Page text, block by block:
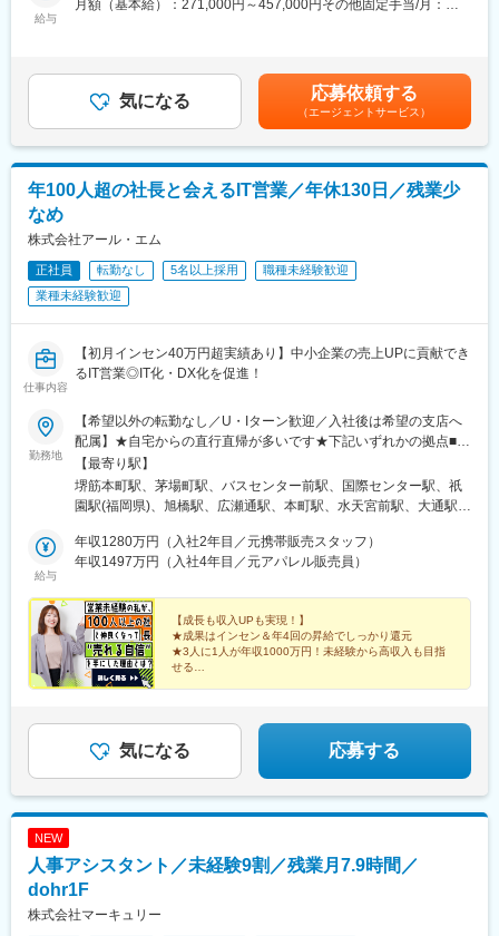
企業サイトに求められる役割が高度化し、グローバルサイト統合
■業務内容
BtoB企業が抱えるブランド認知向上や顧客接点強化、情報発信最
適化などの課題に対し、Webサイトを軸とした戦略立案から実行
・現状分析、競合分析
・サイト構想、要件定義
・プロジェクトマネジメント
・公開後の改善提案、運用支援
6名で構成されており、戦略立案から実行支援までチームで連携し
ながらプロジェクトを推進しています。
クライアントの広報責任者や経営層と直接対話し、企業サイト単
体ではなく事業戦略全体を踏まえた提案ができます。戦略立案だ
けでなく実行や改善まで携われる点が特徴です。
■求人魅力
・Web制作ではなく経営課題の整理や戦略策定など最上流工程に
挑戦できます。
・大手BtoB企業を中心に多様な業界案件へ携われ、提案力やコン
サルティング力を磨けます。
当でき、PM経験をさらに上流へ発展させられます。
変更の範囲：会社の定める業務
給与
月額（基本給）：271,000円～457,000円その他固定手当/月：
業手当＞有＜給与補足＞・ご経験に応じて最終的な年収を決定い
たします。・その他固定手当詳細：リモート手当（一律3,000円）
賃金はあくまでも目安の金額であり、選考を通じて上下する可能
性があります。月給(月額)は固定手当を含めた表記です。
気になる 応募依頼する
（エージェントサービス）
年100人超の社長と会えるIT営業／年休130日／残業少
なめ
株式会社アール・エム
正社員 転勤なし 5名以上採用
職種未経験歓迎
業種未経験歓迎
仕事内容
【初月インセン40万円超実績あり】中小企業の売上UPに貢献でき
るIT営業◎IT化・DX化を促進！
勤務地
【希望以外の転勤なし／U・Iターン歓迎／入社後は希望の支店へ
配属】★自宅からの直行直帰が多いです★下記いずれかの拠点■大
阪本社大阪市中央区安土町2-3-13 大阪国際ビルディング5F※営業
先は京都府、兵庫県、奈良県、和歌山県などを含む関西一円■関東
支店東京都中央区新川1-17-25 KDX東茅場町三洋ビル2F※営業先は
札幌オフィス北海道札幌市中央区南一条東1丁目3番 パークイース
ト札幌ビル8F■中部支店愛知県名古屋市中村区名駅3丁目22-8 大
中部一円■九州支店福岡県福岡市博多区祇園町4-2 博多祇園
BLDG.2F※営業先は熊本県、長崎県、広島県、山口県などを含む
九州中国一円■沖縄オフィス沖縄県那覇市泉崎1-10-18
M.BALANCE那覇泉崎8F■宮城オフィス10/19(月)オープン予定宮
城県仙台市青葉区中央2-8-13 大和証券仙台ビル8F※営業先は青森
【最寄り駅】
堺筋本町駅、茅場町駅、バスセンター前駅、国際センター駅、祇
園駅(福岡県)、旭橋駅、広瀬通駅、本町駅、水天宮前駅、大通駅、
駅、八丁堀駅(東京都)、西４丁目駅、名鉄名古屋駅、博多駅、壺川
駅、あおば通駅
給与
年収1280万円（入社2年目／元携帯販売スタッフ）
年収1497万円（入社4年目／元アパレル販売員）
【成長も収入UPも実現！】
★成果はインセン＆年4回の昇給でしっかり還元
★3人に1人が年収1000万円！未経験から高収入も目指
せる
気になる 応募する
NEW
人事アシスタント／未経験9割／残業月7.9時間／
dohr1F
株式会社マーキュリー